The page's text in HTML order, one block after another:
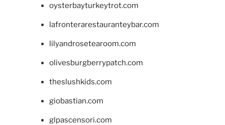
oysterbayturkeytrot.com
lafronterarestauranteybar.com
lilyandrosetearoom.com
olivesburgberrypatch.com
theslushkids.com
giobastian.com
glpascensori.com